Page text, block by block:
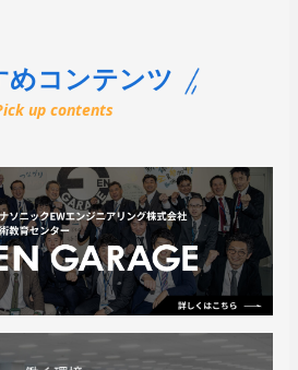
めコンテンツ
up contents